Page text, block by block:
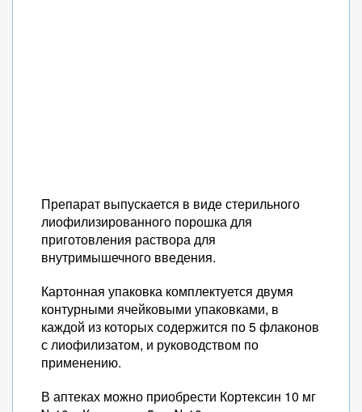
Препарат выпускается в виде стерильного
лиофилизированного порошка для
приготовления раствора для
внутримышечного введения.
Картонная упаковка комплектуется двумя
контурными ячейковыми упаковками, в
каждой из которых содержится по 5 флаконов
с лиофилизатом, и руководством по
применению.
В аптеках можно приобрести Кортексин 10 мг